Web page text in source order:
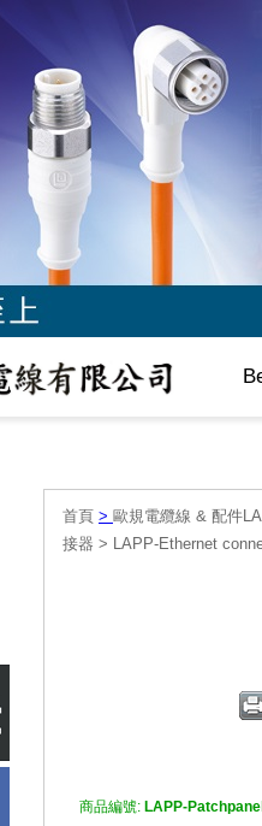
首頁 > 歐規電纜線 & 配件
接器 > LAPP-Ethernet
商品編號: LAPP-